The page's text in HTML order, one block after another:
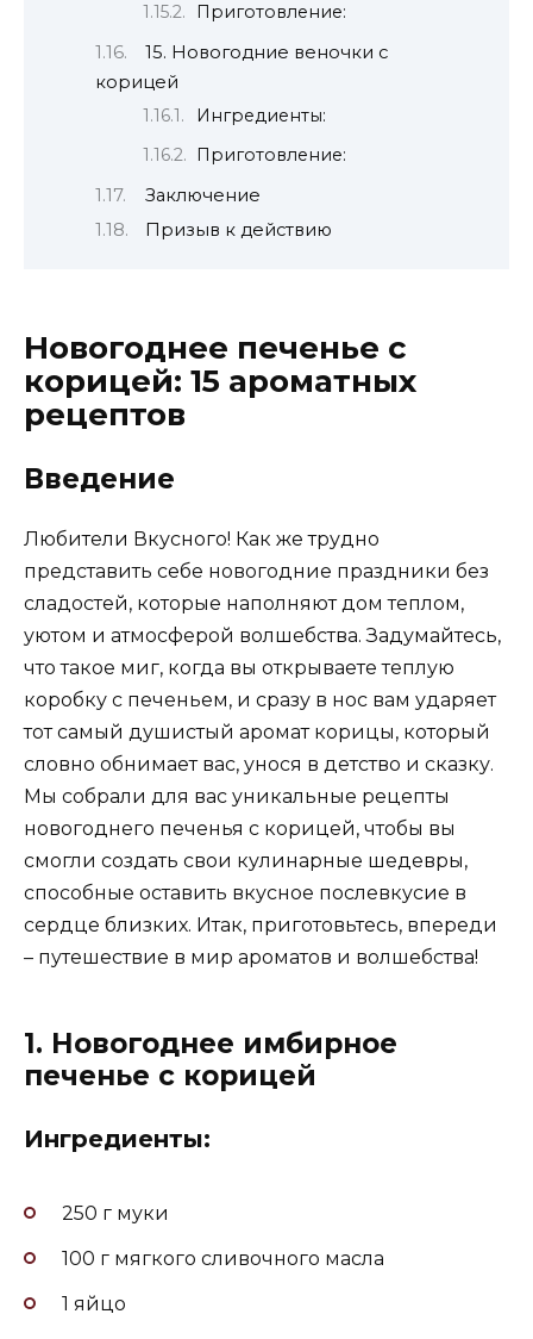
Приготовление:
15. Новогодние веночки с
корицей
Ингредиенты:
Приготовление:
Заключение
Призыв к действию
Новогоднее печенье с
корицей: 15 ароматных
рецептов
Введение
Любители Вкусного! Как же трудно
представить себе новогодние праздники без
сладостей, которые наполняют дом теплом,
уютом и атмосферой волшебства. Задумайтесь,
что такое миг, когда вы открываете теплую
коробку с печеньем, и сразу в нос вам ударяет
тот самый душистый аромат корицы, который
словно обнимает вас, унося в детство и сказку.
Мы собрали для вас уникальные рецепты
новогоднего печенья с корицей, чтобы вы
смогли создать свои кулинарные шедевры,
способные оставить вкусное послевкусие в
сердце близких. Итак, приготовьтесь, впереди
– путешествие в мир ароматов и волшебства!
1. Новогоднее имбирное
печенье с корицей
Ингредиенты:
250 г муки
100 г мягкого сливочного масла
1 яйцо